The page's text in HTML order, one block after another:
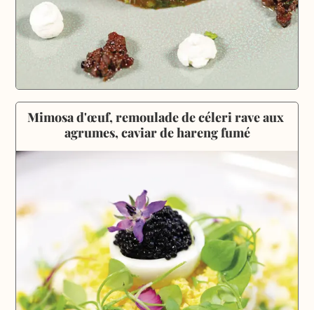
Mimosa d'œuf, remoulade de céleri rave aux
agrumes, caviar de hareng fumé